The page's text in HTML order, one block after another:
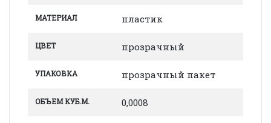
МАТЕРИАЛ пластик
ЦВЕТ прозрачный
УПАКОВКА прозрачный пакет
ОБЪЕМ КУБ.М. 0,0008